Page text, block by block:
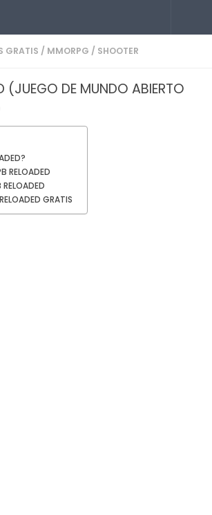
GRATIS / MMORPG / SHOOTER
(JUEGO DE MUNDO ABIERTO
RELOADED
GRATIS